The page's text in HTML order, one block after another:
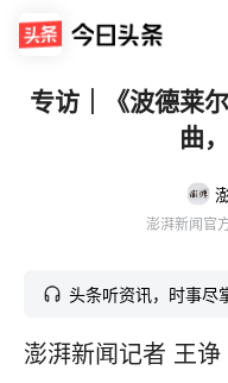
专访｜《波德莱
曲
澎湃新闻官
头条听资讯，时事尽
澎湃新闻记者 王诤